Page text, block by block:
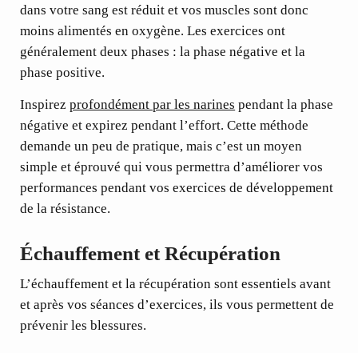
dans votre sang est réduit et vos muscles sont donc
moins alimentés en oxygène. Les exercices ont
généralement deux phases : la phasenégative et la
phasepositive.
Inspirezprofondément par les narines pendant la phase
négative et expirez pendant l’effort. Cette méthode
demande un peu de pratique, mais c’est un moyen
simple et éprouvé qui vous permettra d’améliorer vos
performances pendant vos exercices de développement
de la résistance.
Échauffement et Récupération
L’échauffement et la récupération sont essentiels avant
et après vos séances d’exercices, ils vous permettent de
prévenir les blessures.